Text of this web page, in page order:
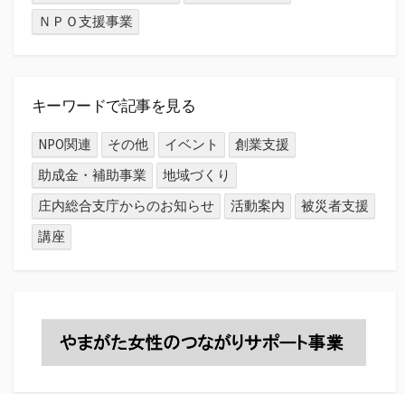
ＮＰＯ支援事業
キーワードで記事を見る
NPO関連 その他 イベント
創業支援
助成金・補助事業
地域づくり
庄内総合支庁からのお知らせ
活動案内
被災者支援
講座